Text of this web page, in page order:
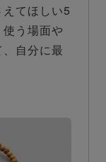
てほしい5
う場面や
自分に最